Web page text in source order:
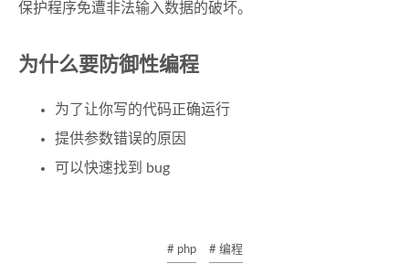
保护程序免遭非法输入数据的破坏。
为什么要防御性编程
为了让你写的代码正确运行
提供参数错误的原因
可以快速找到 bug
# php # 编程